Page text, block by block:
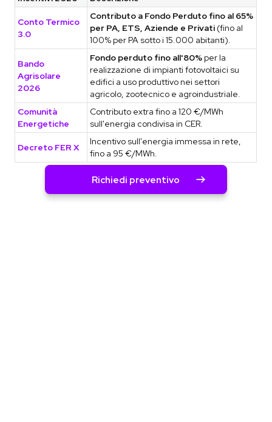
Conto Termico
3.0
Contributo a Fondo Perduto fino al 65%
per PA, ETS, Aziende e Privati (fino al
100% per PA sotto i 15.000 abitanti).
Bando
Agrisolare
2026
Fondo perduto fino all'80% per la
realizzazione di impianti fotovoltaici su
edifici a uso produttivo nei settori
agricolo, zootecnico e agroindustriale.
Comunità
Energetiche
Contributo extra fino a 120 €/MWh
sull'energia condivisa in CER.
Decreto FER X
Incentivo sull'energia immessa in rete,
fino a 95 €/MWh.
Richiedi preventivo